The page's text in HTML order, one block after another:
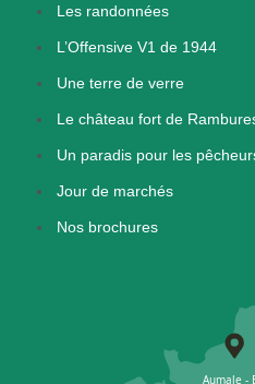
Les randonnées
L’Offensive V1 de 1944
Une terre de verre
Le château fort de
Un paradis pour les
Jour de marchés
Nos brochures